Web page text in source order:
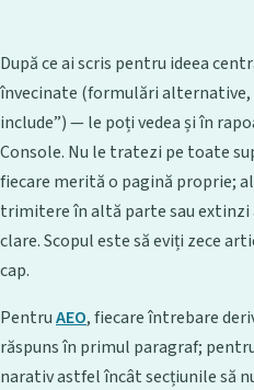
După ce ai scris pentru ideea
învecinate (formulări alternative,
include”) — le poți vedea și în
Console. Nu le tratezi pe toate
fiecare merită o pagină proprie;
trimitere în altă parte sau extinzi
clare. Scopul este să eviți zece
cap.
PentruAEO, fiecare întrebare
răspuns în primul paragraf;
narativ astfel încât secțiunile să